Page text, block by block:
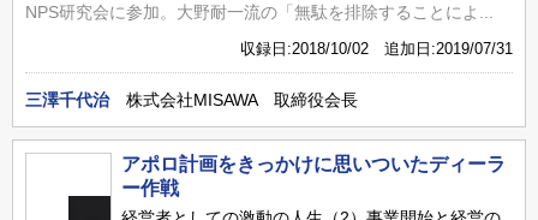
NPS研究会に参加。大野耐一流の「無駄を排除することによ...
収録日:2018/10/02 追加日:2019/07/31
三澤千代治 株式会社MISAWA 取締役会長
アポロ計画をきっかけに思いついたディーラ
ー作戦